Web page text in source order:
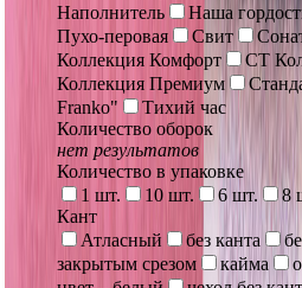
Наполнитель
Наша
Пухо-перовая
Свит
Коллекция Комфорт
СТ
Коллекция Премиум
Franko"
Тихий час
Количество оборок
нет результатов
Количество в упаковке
1 шт.
10 шт. 6 шт.
8
Кант
Атласный
без канта
закрытым срезом
кайма